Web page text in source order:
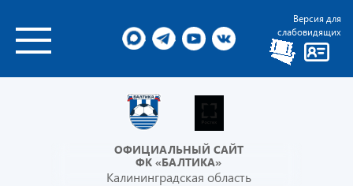
Версия для
слабовидящих
ОФИЦИАЛЬНЫЙ САЙТ
ФК «БАЛТИКА»
Калининградская область